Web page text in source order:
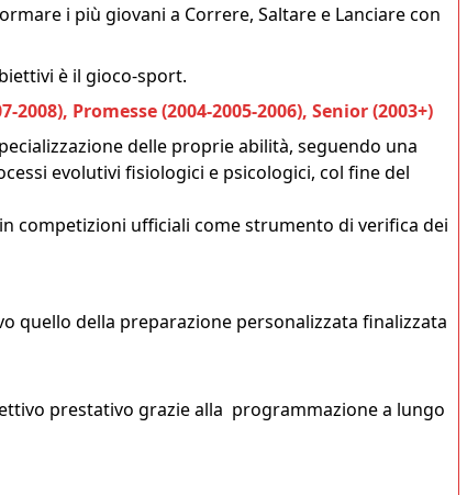
i più giovani a Correre, Saltare e Lanciare con
è il gioco-sport.
Promesse (2004-2005-2006), Senior (2003+)
delle proprie abilità, seguendo una
evolutivi fisiologici e psicologici, col fine del
competizioni ufficiali come strumento di verifica dei
quello della preparazione personalizzata finalizzata
prestativo grazie alla programmazione a lungo